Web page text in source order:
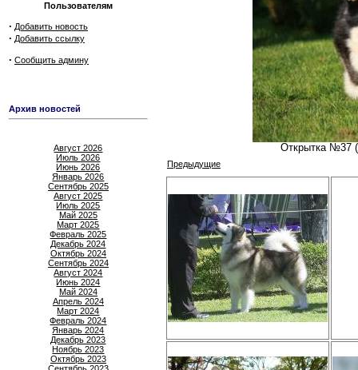
Пользователям
· Добавить новость
· Добавить ссылку
· Сообщить админу
Архив новостей
Август 2026
Июль 2026
Июнь 2026
Январь 2026
Сентябрь 2025
Август 2025
Июль 2025
Май 2025
Март 2025
Февраль 2025
Декабрь 2024
Октябрь 2024
Сентябрь 2024
Август 2024
Июнь 2024
Май 2024
Апрель 2024
Март 2024
Февраль 2024
Январь 2024
Декабрь 2023
Ноябрь 2023
Октябрь 2023
Открытка №37
Предыдущие